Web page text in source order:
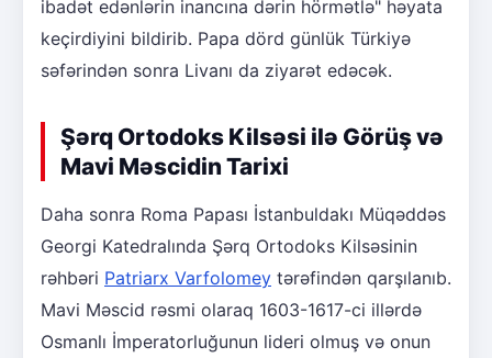
ibadət edənlərin inancına dərin hörmətlə" həyata
keçirdiyini bildirib. Papa dörd günlük Türkiyə
səfərindən sonra Livanı da ziyarət edəcək.
Şərq Ortodoks Kilsəsi ilə Görüş və
Mavi Məscidin Tarixi
Daha sonra Roma Papası İstanbuldakı Müqəddəs
Georgi Katedralında Şərq Ortodoks Kilsəsinin
rəhbəri Patriarx Varfolomey tərəfindən qarşılanıb.
Mavi Məscid rəsmi olaraq 1603-1617-ci illərdə
Osmanlı İmperatorluğunun lideri olmuş və onun